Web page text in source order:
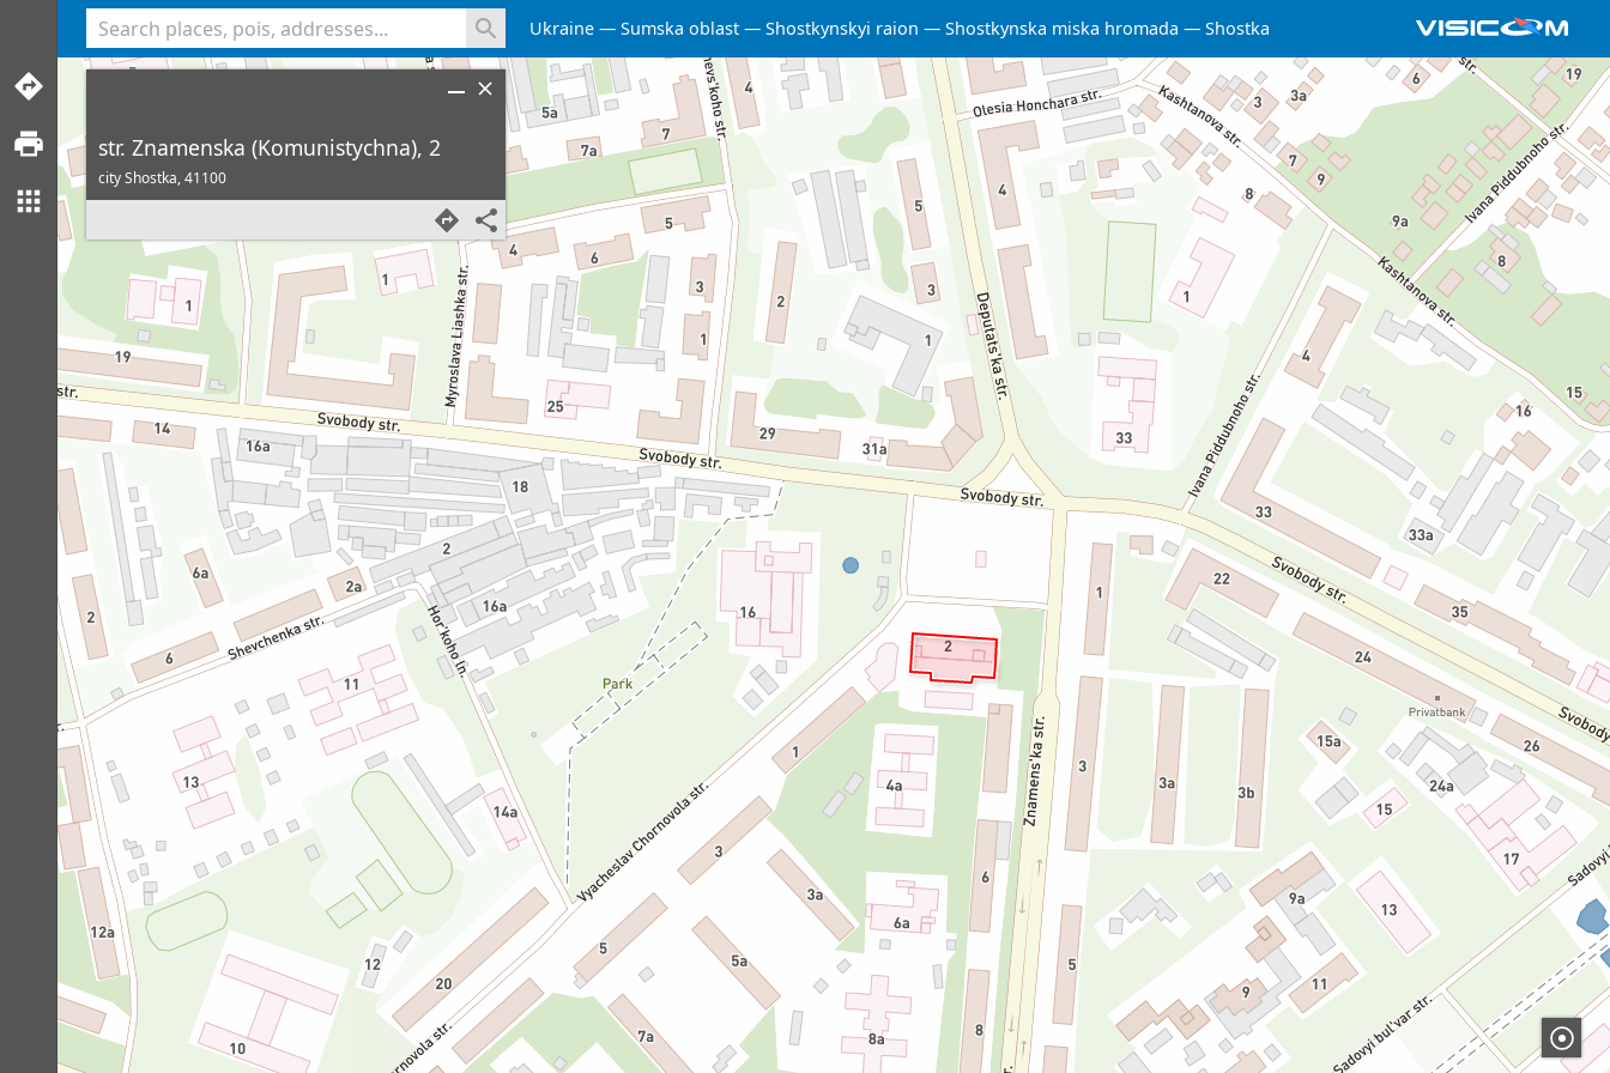
Ukraine Sumska oblast Shostkynskyi raion Shostkynska miska hromada Shostka
str. Znamenska (Komunistychna), 2
city Shostka,41100
<% console.log(hcard) %>